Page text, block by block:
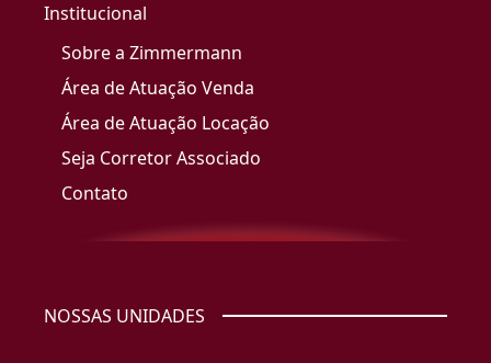
Institucional
Sobre a Zimmermann
Área de Atuação Venda
Área de Atuação Locação
Seja Corretor Associado
Contato
NOSSAS UNIDADES